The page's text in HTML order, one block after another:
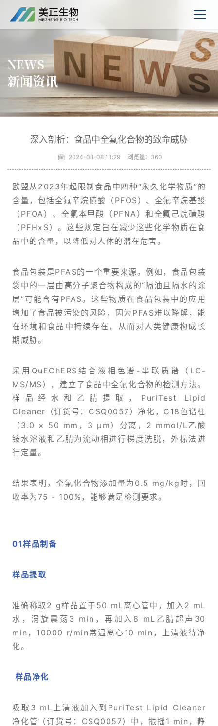
NEWS
新闻资讯
深入剖析：食品中全氟化合物的致命威胁
2024-08-08 13:29 浏览量： 360
欧盟从2023年起限制食品中四种“永久化学物质”的
含量，‌包括全氟辛烷磺酸（‌PFOS）‌、‌全氟辛烷基酸
（‌PFOA）‌、‌全氟本甲酸（‌PFNA）‌和全氟己烷磺酸
（‌PFHxS）‌。‌这些规定旨在减少这些化学物质在食
品中的含量，‌以降低对人体的潜在危害。
食品包装是PFAS的一个重要来源。‌例如，‌食品包装
袋中的一层由高分子聚合物构成的“隔油且隔水的涂
层”可能含有PFAS。‌这些物质在食品包装中的应用
增加了食品被污染的风险，‌因为PFAS难以降解，‌能
在环境和食品中持续存在，‌从而对人类健康构成长
期威胁。‌‌
采用QuEChERS结合液相色谱-串联质谱（LC-
MS/MS），建立了食品中全氟化合物的检测方法。
样品经水和乙腈提取，PuriTest Lipid
Cleaner（订货号：CSQ0057）净化，C18色谱柱
（3.0 × 50 mm，3 μm）分离，2 mmol/L乙酸
铵水溶液和乙腈为流动相进行梯度洗脱，外标法进
行定量。
结果表明，全氟化合物添加量为0.5 mg/kg时，回
收率为75 - 100%，能够满足检测要求。
01样品制备
样品提取
准确称取2 g样品置于50 mL离心管中，加入2 mL
水，涡旋震荡3 min，再加入8 mL乙腈超声30
min，10000 r/min常温离心10 min，上清液待净
化。
样品净化
吸取3 mL上清液加入到PuriTest Lipid Cleaner
净化管（订货号：CSQ0057）中，振摇1 min，静